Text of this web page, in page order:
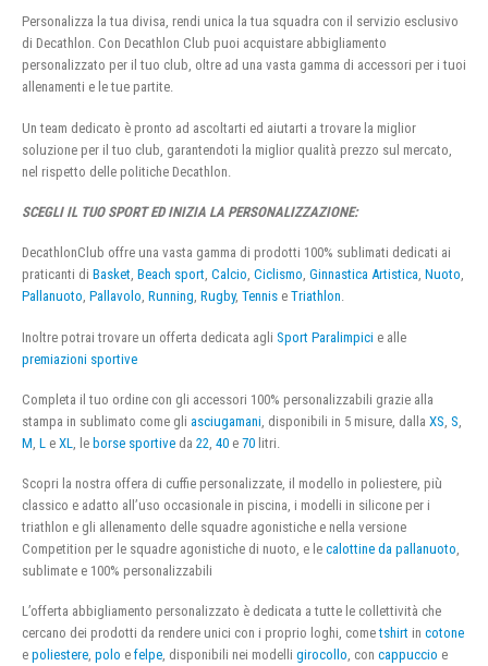
Personalizza la tua divisa, rendi unica la tua squadra con il servizio esclusivo
di Decathlon. Con Decathlon Club puoi acquistare abbigliamento
personalizzato per il tuo club, oltre ad una vasta gamma di accessori per i tuoi
allenamenti e le tue partite.
Un team dedicato è pronto ad ascoltarti ed aiutarti a trovare la miglior
soluzione per il tuo club, garantendoti la miglior qualità prezzo sul mercato,
nel rispetto delle politiche Decathlon.
SCEGLI IL TUO SPORT ED INIZIA LA PERSONALIZZAZIONE:
DecathlonClub offre una vasta gamma di prodotti 100% sublimati dedicati ai
praticanti di Basket, Beach sport, Calcio, Ciclismo, Ginnastica Artistica, Nuoto,
Pallanuoto, Pallavolo, Running, Rugby, Tennis e Triathlon.
Inoltre potrai trovare un offerta dedicata agli Sport Paralimpici e alle
premiazioni sportive
Completa il tuo ordine con gli accessori 100% personalizzabili grazie alla
stampa in sublimato come gli asciugamani , disponibili in 5 misure, dalla XS S
M L e XL , le borse sportive da 22 40 e 70 litri.
Scopri la nostra offera di cuffie personalizzate, il modello in poliestere, più
classico e adatto all’uso occasionale in piscina, i modelli in silicone per i
triathlon e gli allenamento delle squadre agonistiche e nella versione
Competition per le squadre agonistiche di nuoto, e le calottine da pallanuoto,
sublimate e 100% personalizzabili
L’offerta abbigliamento personalizzato è dedicata a tutte le collettività che
cercano dei prodotti da rendere unici con i proprio loghi, cometshirt in cotone
e poliestere, polo e felpe, disponibili nei modelli girocollo, con cappuccio e